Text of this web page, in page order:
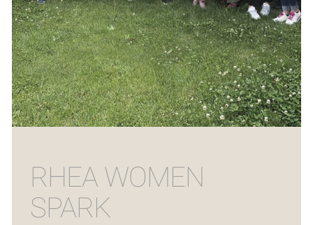
RHEA WOMEN
SPARK